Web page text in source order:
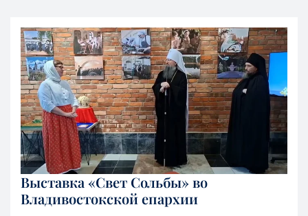
Выставка «Свет Сольбы» во
Владивостокской епархии